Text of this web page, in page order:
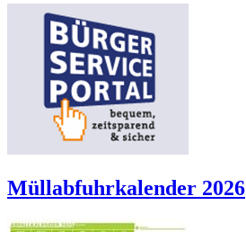
Müllabfuhrkalender 2026